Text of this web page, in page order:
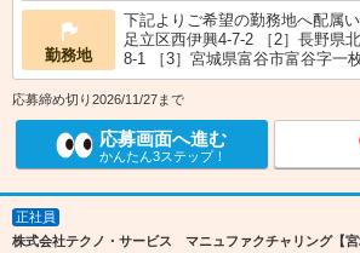
勤務地
下記よりご希望の勤務地へ配属
足立区西伊興4-7-2 ［2］長野県
8-1 ［3］宮城県富谷市富谷字一
応募締め切り2026/11/27まで
応募画面へ進む
かんたん3ステップ！
正社員
株式会社テクノ・サービス マニュファクチャリング【宮